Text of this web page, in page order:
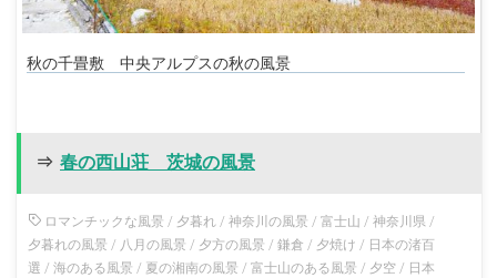
秋の千畳敷 中央アルプスの秋の風景
⇒ 春の西山荘 茨城の風景
ロマンチックな風景 / 夕暮れ/ 神奈川の風景 / 富士山 / 神奈川県/
夕暮れの風景 / 八月の風景 / 夕方の風景 / 鎌倉 / 夕焼け / 日本の渚百
選 / 海のある風景 / 夏の湘南の風景 / 富士山のある風景 / 夕空/ 日本